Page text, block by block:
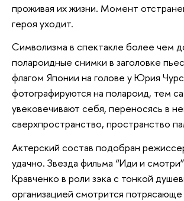
проживая их жизни. Момент
героя уходит.
Символизма в спектакле более чем
полароидные снимки в заголовке
флагом Японии на голове у Юрия
фотографируются на полароид, тем
увековечивают себя, переносясь в
сверхпространство, пространство
Актерский состав подобран
удачно. Звезда фильма “Иди и
Кравченко в роли зэка с тонкой
организацией смотрится потрясающе